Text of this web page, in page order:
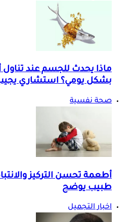
بشكل يومي؟ استشاري
صحة نفسية
أطعمة تحسن التركيز
طبيب يوضح
اخبار التجميل